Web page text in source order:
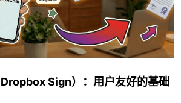
Sign）：用户友好的基础